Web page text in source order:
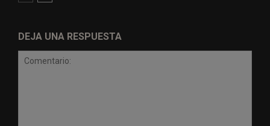
DEJA UNA RESPUESTA